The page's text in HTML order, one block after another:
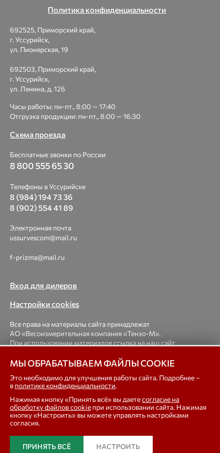
Политика конфиденциальности
692525, Приморский край,
г. Уссурийск,
ул. Пионерская, 19
692503, Приморский край,
г. Уссурийск,
ул. Ленина, д. 126
Часы работы: пн-пт., 8:00 — 17:40
Отгрузка продукции: пн-пт., 8:00 — 16:30
Схема проезда
Бесплатные звонки по России
8 800 555 65 30
Телефоны в Уссурийске
8 (984) 194 73 36
8 (902) 554 41 89
Электронная почта
ussurvescom@mail.ru
f-prizma@mail.ru
Вход для дилеров
Настройки cookies
Все права на материалы сайта принадлежат
АО «Весоизмерительная компания «Тензо-М».
При использовании материалов ссылка на наш сайт
© 1998-2026 Весоизмерительная компания «Тензо-М» —
платформенные, крановые, вагонные, бункерные,
автомобильные весы, весовые дозаторы для фасовки,
тензодатчики
МЫ ОБРАБАТЫВАЕМ ФАЙЛЫ COOKIE
Это необходимо для улучшения работы сайта. Подробнее –
в политике конфиденциальности.
Нажимая кнопку «Принять всё» вы даетесогласие на
обработку файлов cookie при использовании сайта. Нажимая
кнопку «Настроить» вы можете управлять настройками
согласия.
ПРИНЯТЬ ВСЁ НАСТРОИТЬ